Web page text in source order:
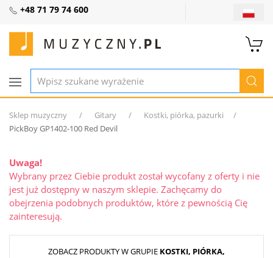
+48 71 79 74 600
Sklep muzyczny Gitary
Kostki, piórka, pazurki
PickBoy GP1402-100 Red Devil
Uwaga!
Wybrany przez Ciebie produkt został wycofany z oferty i nie
jest już dostępny w naszym sklepie. Zachęcamy do
obejrzenia podobnych produktów, które z pewnością Cię
zainteresują.
ZOBACZ PRODUKTY W GRUPIE KOSTKI, PIÓRKA,